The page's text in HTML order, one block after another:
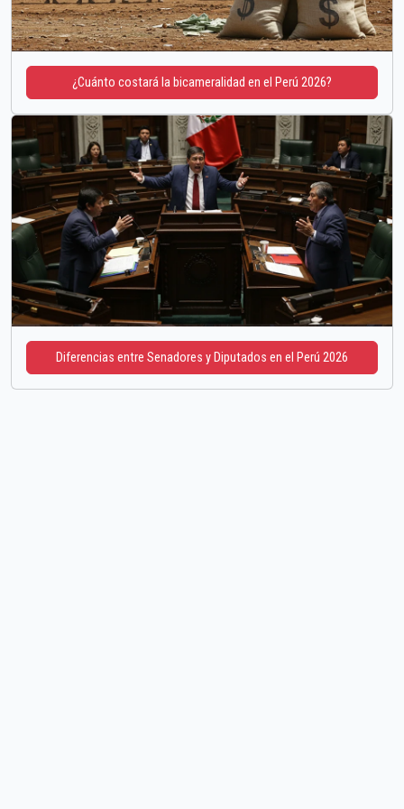
¿Cuánto costará la bicameralidad en el Perú 2026?
Diferencias entre Senadores y Diputados en el Perú 2026